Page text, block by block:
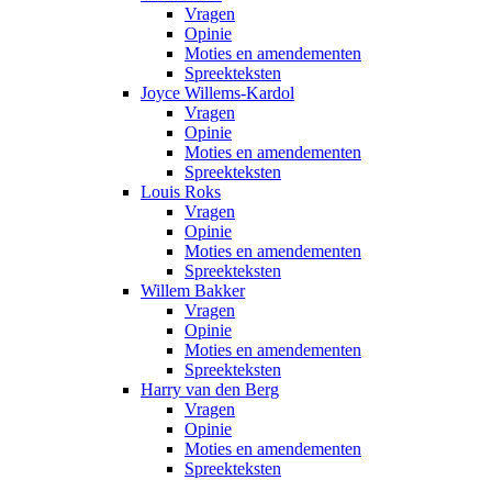
Vragen
Opinie
Moties en amendementen
Spreekteksten
Joyce Willems-Kardol
Vragen
Opinie
Moties en amendementen
Spreekteksten
Louis Roks
Vragen
Opinie
Moties en amendementen
Spreekteksten
Willem Bakker
Vragen
Opinie
Moties en amendementen
Spreekteksten
Harry van den Berg
Vragen
Opinie
Moties en amendementen
Spreekteksten